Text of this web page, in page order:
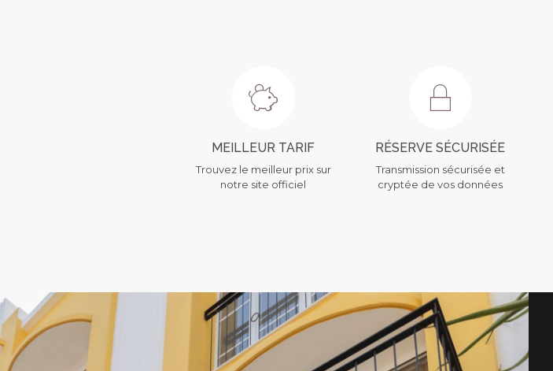
MEILLEUR TARIF
Trouvez le meilleur prix sur
notre site officiel
RÉSERVE SÉCURISÉE
Transmission sécurisée et
cryptée de vos données